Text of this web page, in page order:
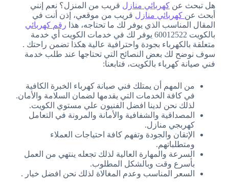
هل تبحث عن كهربائي منازل قريب من المنزل؟ نعم إنني
أبحث عن كهربائي منازل قريب من موقعي، إذن أنت في
المقال المناسب الذي يوفر لك ما تحتاجه، هذا رقم كهربائي
بالكويت 60012522 يوفر لك في خدمات الكويت أي خدمة
متعلقة بالكهرباء بجودة واحترافية عالية هكذا تضمن راحتك .
سوف نوضح لك بعض النصائح التي تحتاجها عند طلب خدمة
فني صيانة كهرباء بالكويت، فتابعنا:
من المهم أن يمتلك فني صيانة كهرباء الخبرة الكافية
في كافة الخدمات التي يقدمها لضمان السلامة والأمان.
لذلك نحن لدينا افضل الفنيون علي مستوي الكويت.
المصداقية والشفافية والأمانة والمرونة في التعامل
كهربجي منازل.
الإتقان والجودة وتفهم كافة احتياجات العملاء
ومتطلباتهم.
السرعة والمهارة العالية لذلك تجعله ينتهي من العمل
بأسرع وقت وبالشكل المطلوب.
السعر المناسب وعدم المغالاة لذلك نحن افضل خيار .